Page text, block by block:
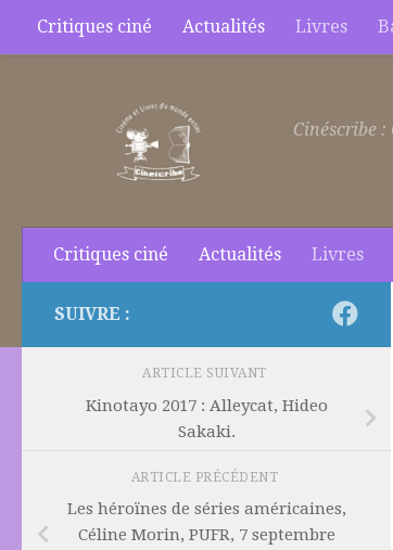
Skip to content
Critiques ciné Actualités Livres
Cinéscribe
Critiques ciné Actualités Livres
SUIVRE :
ARTICLE SUIVANT
Kinotayo 2017 : Alleycat, Hideo
Sakaki.
ARTICLE PRÉCÉDENT
Les héroïnes de séries américaines,
Céline Morin, PUFR, 7 septembre